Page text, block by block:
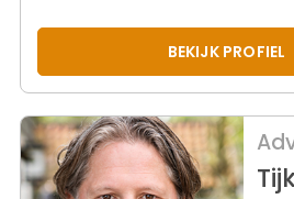
BEKIJK PROFIEL